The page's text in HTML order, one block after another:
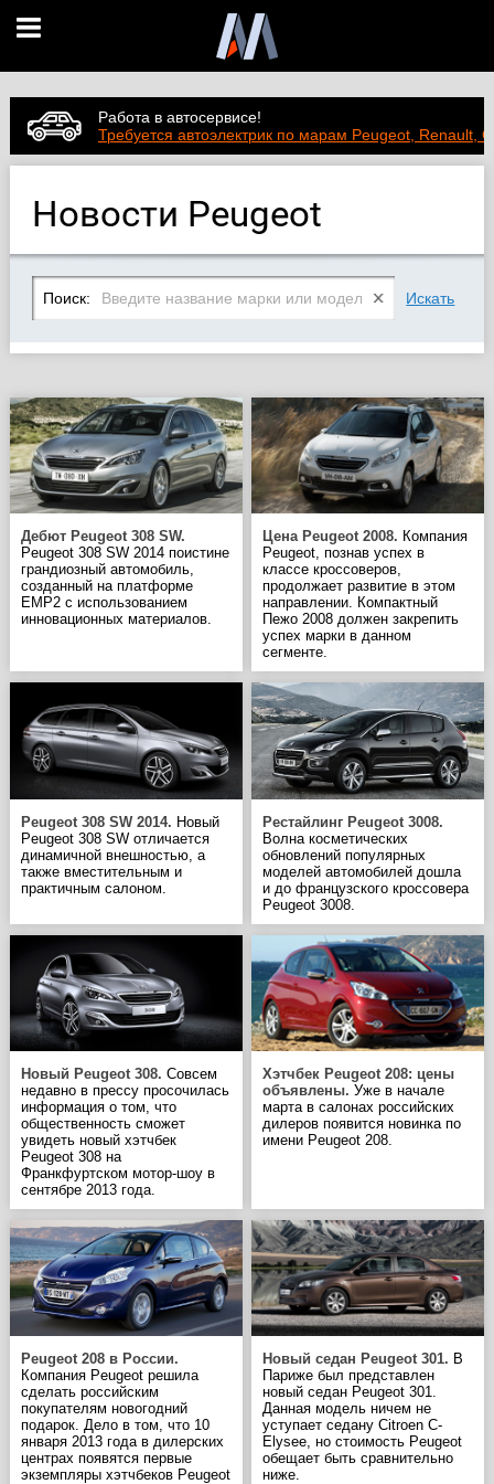
Работа в автосервисе!
Требуется автоэлектрик по марам Peugeot, Renault,
Новости Peugeot
Поиск: Искать
Дебют Peugeot 308 SW.
Peugeot 308 SW 2014 поистине
грандиозный автомобиль,
созданный на платформе
EMP2 с использованием
инновационных материалов.
Цена Peugeot 2008. Компания
Peugeot, познав успех в
классе кроссоверов,
продолжает развитие в этом
направлении. Компактный
Пежо 2008 должен закрепить
успех марки в данном
сегменте.
Peugeot 308 SW 2014. Новый
Peugeot 308 SW отличается
динамичной внешностью, а
также вместительным и
практичным салоном.
Рестайлинг Peugeot 3008.
Волна косметических
обновлений популярных
моделей автомобилей дошла
и до французского кроссовера
Peugeot 3008.
Новый Peugeot 308. Совсем
недавно в прессу просочилась
информация о том, что
общественность сможет
увидеть новый хэтчбек
Peugeot 308 на
Франкфуртском мотор-шоу в
сентябре 2013 года.
Хэтчбек Peugeot 208: цены
объявлены. Уже в начале
марта в салонах российских
дилеров появится новинка по
имени Peugeot 208.
Peugeot 208 в России.
Компания Peugeot решила
сделать российским
покупателям новогодний
подарок. Дело в том, что 10
января 2013 года в дилерских
центрах появятся первые
экземпляры хэтчбеков Peugeot
Новый седан Peugeot 301. В
Париже был представлен
новый седан Peugeot 301.
Данная модель ничем не
уступает седану Citroen C-
Elysee, но стоимость Peugeot
обещает быть сравнительно
ниже.